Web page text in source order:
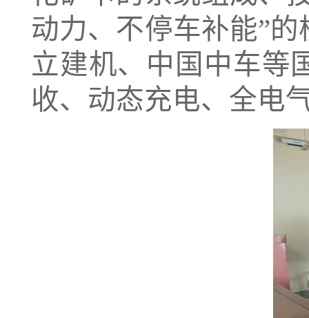
动力、不停车补能”
立建机、中国中车等
收、动态充电、全电